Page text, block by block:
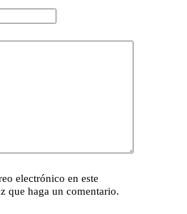
electrónico en este
que haga un comentario.